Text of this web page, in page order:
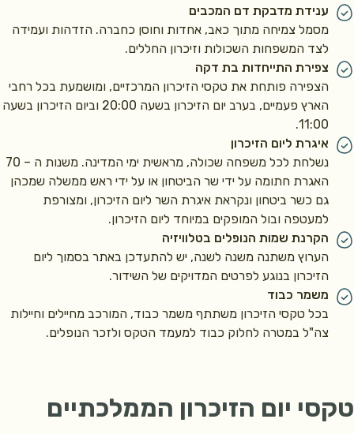
ענידת מדבקת דם המכבים
מסמל צמיחה מתוך כאב, אחדות וחוסן כחברה. הזדהות ועמידה
לצד המשפחות השכולות וזיכרון החללים.
צפירת התייחדות בת דקה
הצפירה פותחת את טקסי הזיכרון המרכזיים, ומושמעת בכל רחבי
הארץ פעמיים, בערב יום הזיכרון בשעה 20:00 וביום הזיכרון בשעה
11:00.
איגרת ליום הזיכרון
נשלחת לכל משפחה שכולה, מראשית ימי המדינה. משנות ה – 70
האגרת חתומה על ידי שר הביטחון או על ידי ראש ממשלה שמכהן
גם כשר ביטחון ונקראת איגרת השר ליום הזיכרון, ומצורפת
למעטפה ובול המופקים במיוחד ליום הזיכרון.
הקרנת שמות הנופלים בטלוויזיה
הערוץ משתנה משנה לשנה, יש להתעדכן באתר בסמוך ליום
הזיכרון בנוגע לפרטים המדויקים של השידור.
משמר כבוד
בכל טקסי הזיכרון משתתף משמר כבוד, המורכב מחיילים וחיילות
צה"ל במטרה לחלוק כבוד למעמד הטקס ולזכר הנופלים.
טקסי יום הזיכרון הממלכתיים